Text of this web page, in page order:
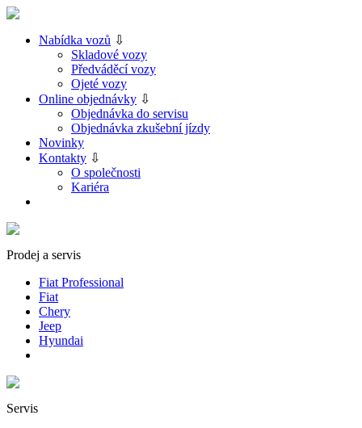
Nabídka vozů ⇩
Skladové vozy
Předváděcí vozy
Ojeté vozy
Online objednávky ⇩
Objednávka do servisu
Objednávka zkušební jízdy
Novinky
Kontakty ⇩
O společnosti
Kariéra
Prodej a servis
Fiat Professional
Fiat
Chery
Jeep
Hyundai
Servis